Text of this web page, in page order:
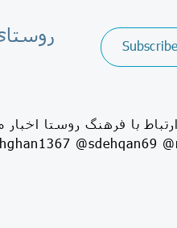
با فرهنگ روستا اخبار
@sdehqan69